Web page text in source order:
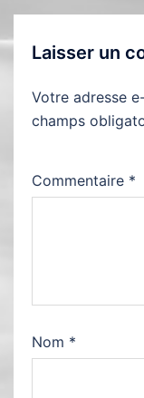
Laisser un
Votre adresse
champs
Commentaire *
Nom *